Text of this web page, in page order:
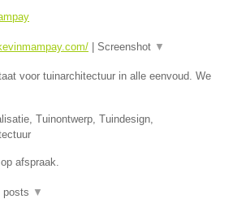
Screenshot ▼
voor tuinarchitectuur in alle eenvoud. We
Tuinontwerp, Tuindesign,
afspraak.
posts ▼